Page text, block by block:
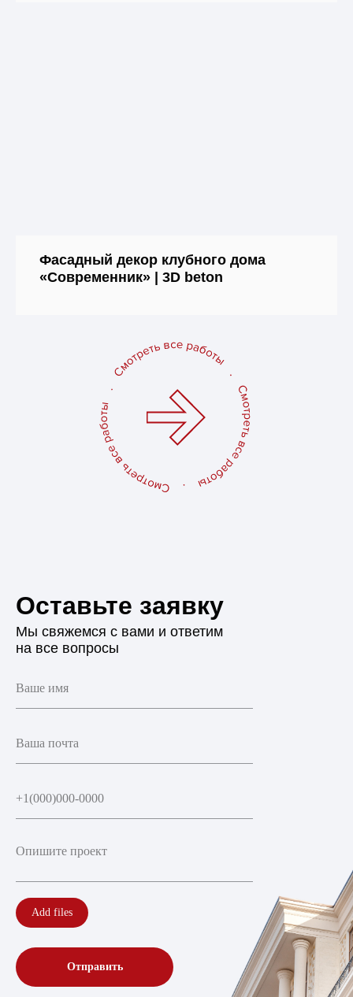
Фасадный декор клубного дома
«Современник» | 3D beton
Мы свяжемся с вами и ответим
на все вопросы
Оставьте заявку
Add files
Отправить